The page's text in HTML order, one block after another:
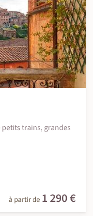
petits trains, grandes
à partir de 1 290 €